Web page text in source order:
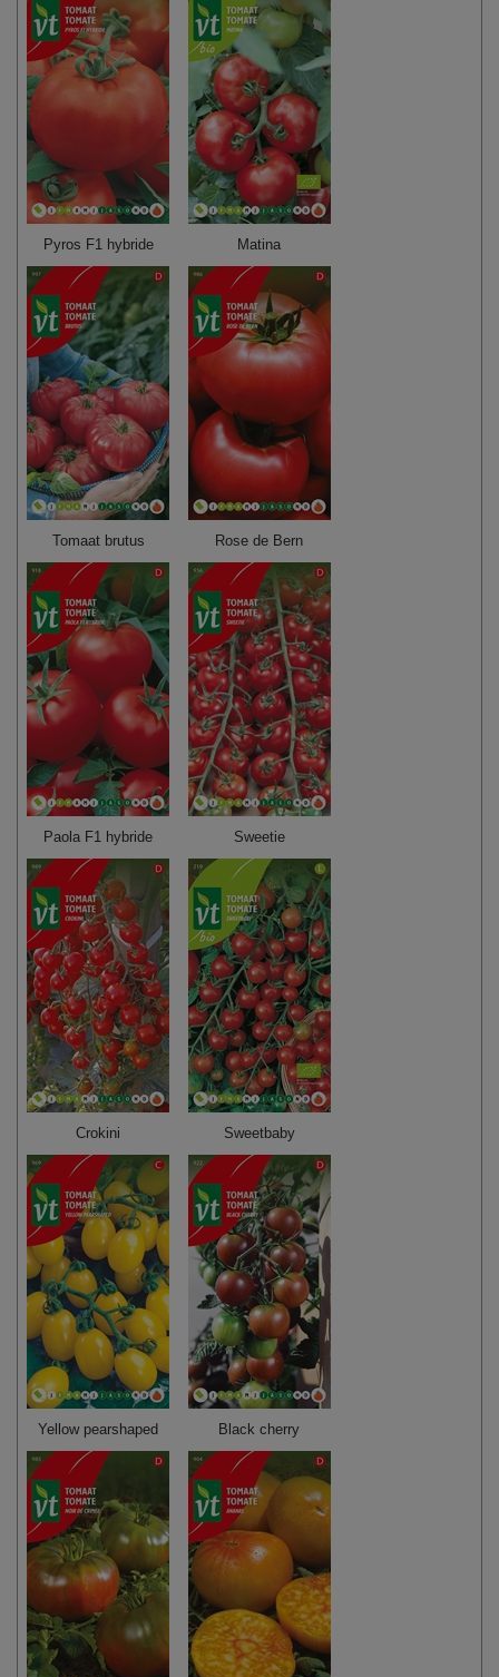
Pyros F1 hybride Matina
Tomaat brutus Rose de Bern
Paola F1 hybride Sweetie
Crokini Sweetbaby
Yellow pearshaped Black cherry